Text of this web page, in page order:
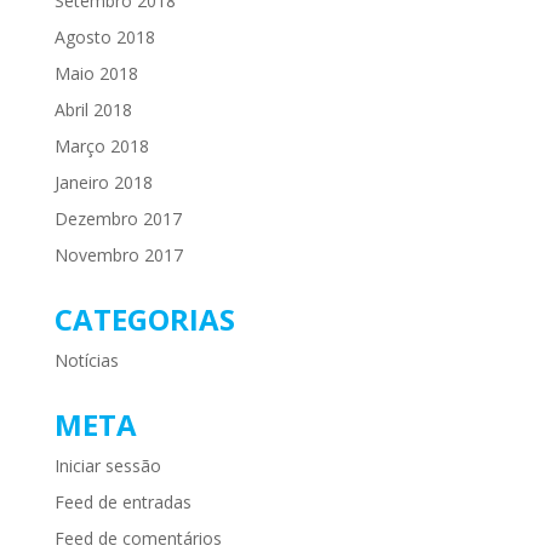
Agosto 2018
Maio 2018
Abril 2018
Março 2018
Janeiro 2018
Dezembro 2017
Novembro 2017
CATEGORIAS
Notícias
META
Iniciar sessão
Feed de entradas
Feed de comentários